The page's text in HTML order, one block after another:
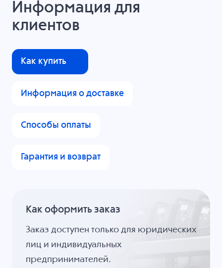
Информация для
клиентов
Как купить
Информация о доставке
Способы оплаты
Гарантия и возврат
Как оформить заказ
Заказ доступен только для юридических
лиц и индивидуальных
предпринимателей.